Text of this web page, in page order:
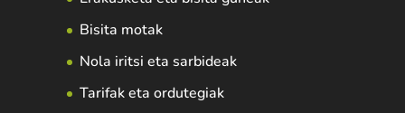
Bisita motak
Nola iritsi eta sarbideak
Tarifak eta ordutegiak